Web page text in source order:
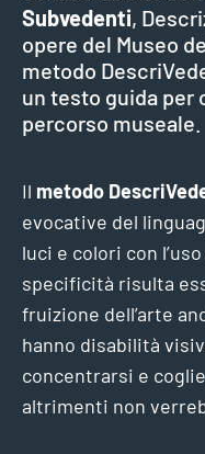
Subvedenti,
opere del Museo
metodo
un testo guida per
percorso museale.
Il metodo
evocative del
luci e colori con
specificità risulta
fruizione dell’arte
hanno disabilità
concentrarsi e
altrimenti non